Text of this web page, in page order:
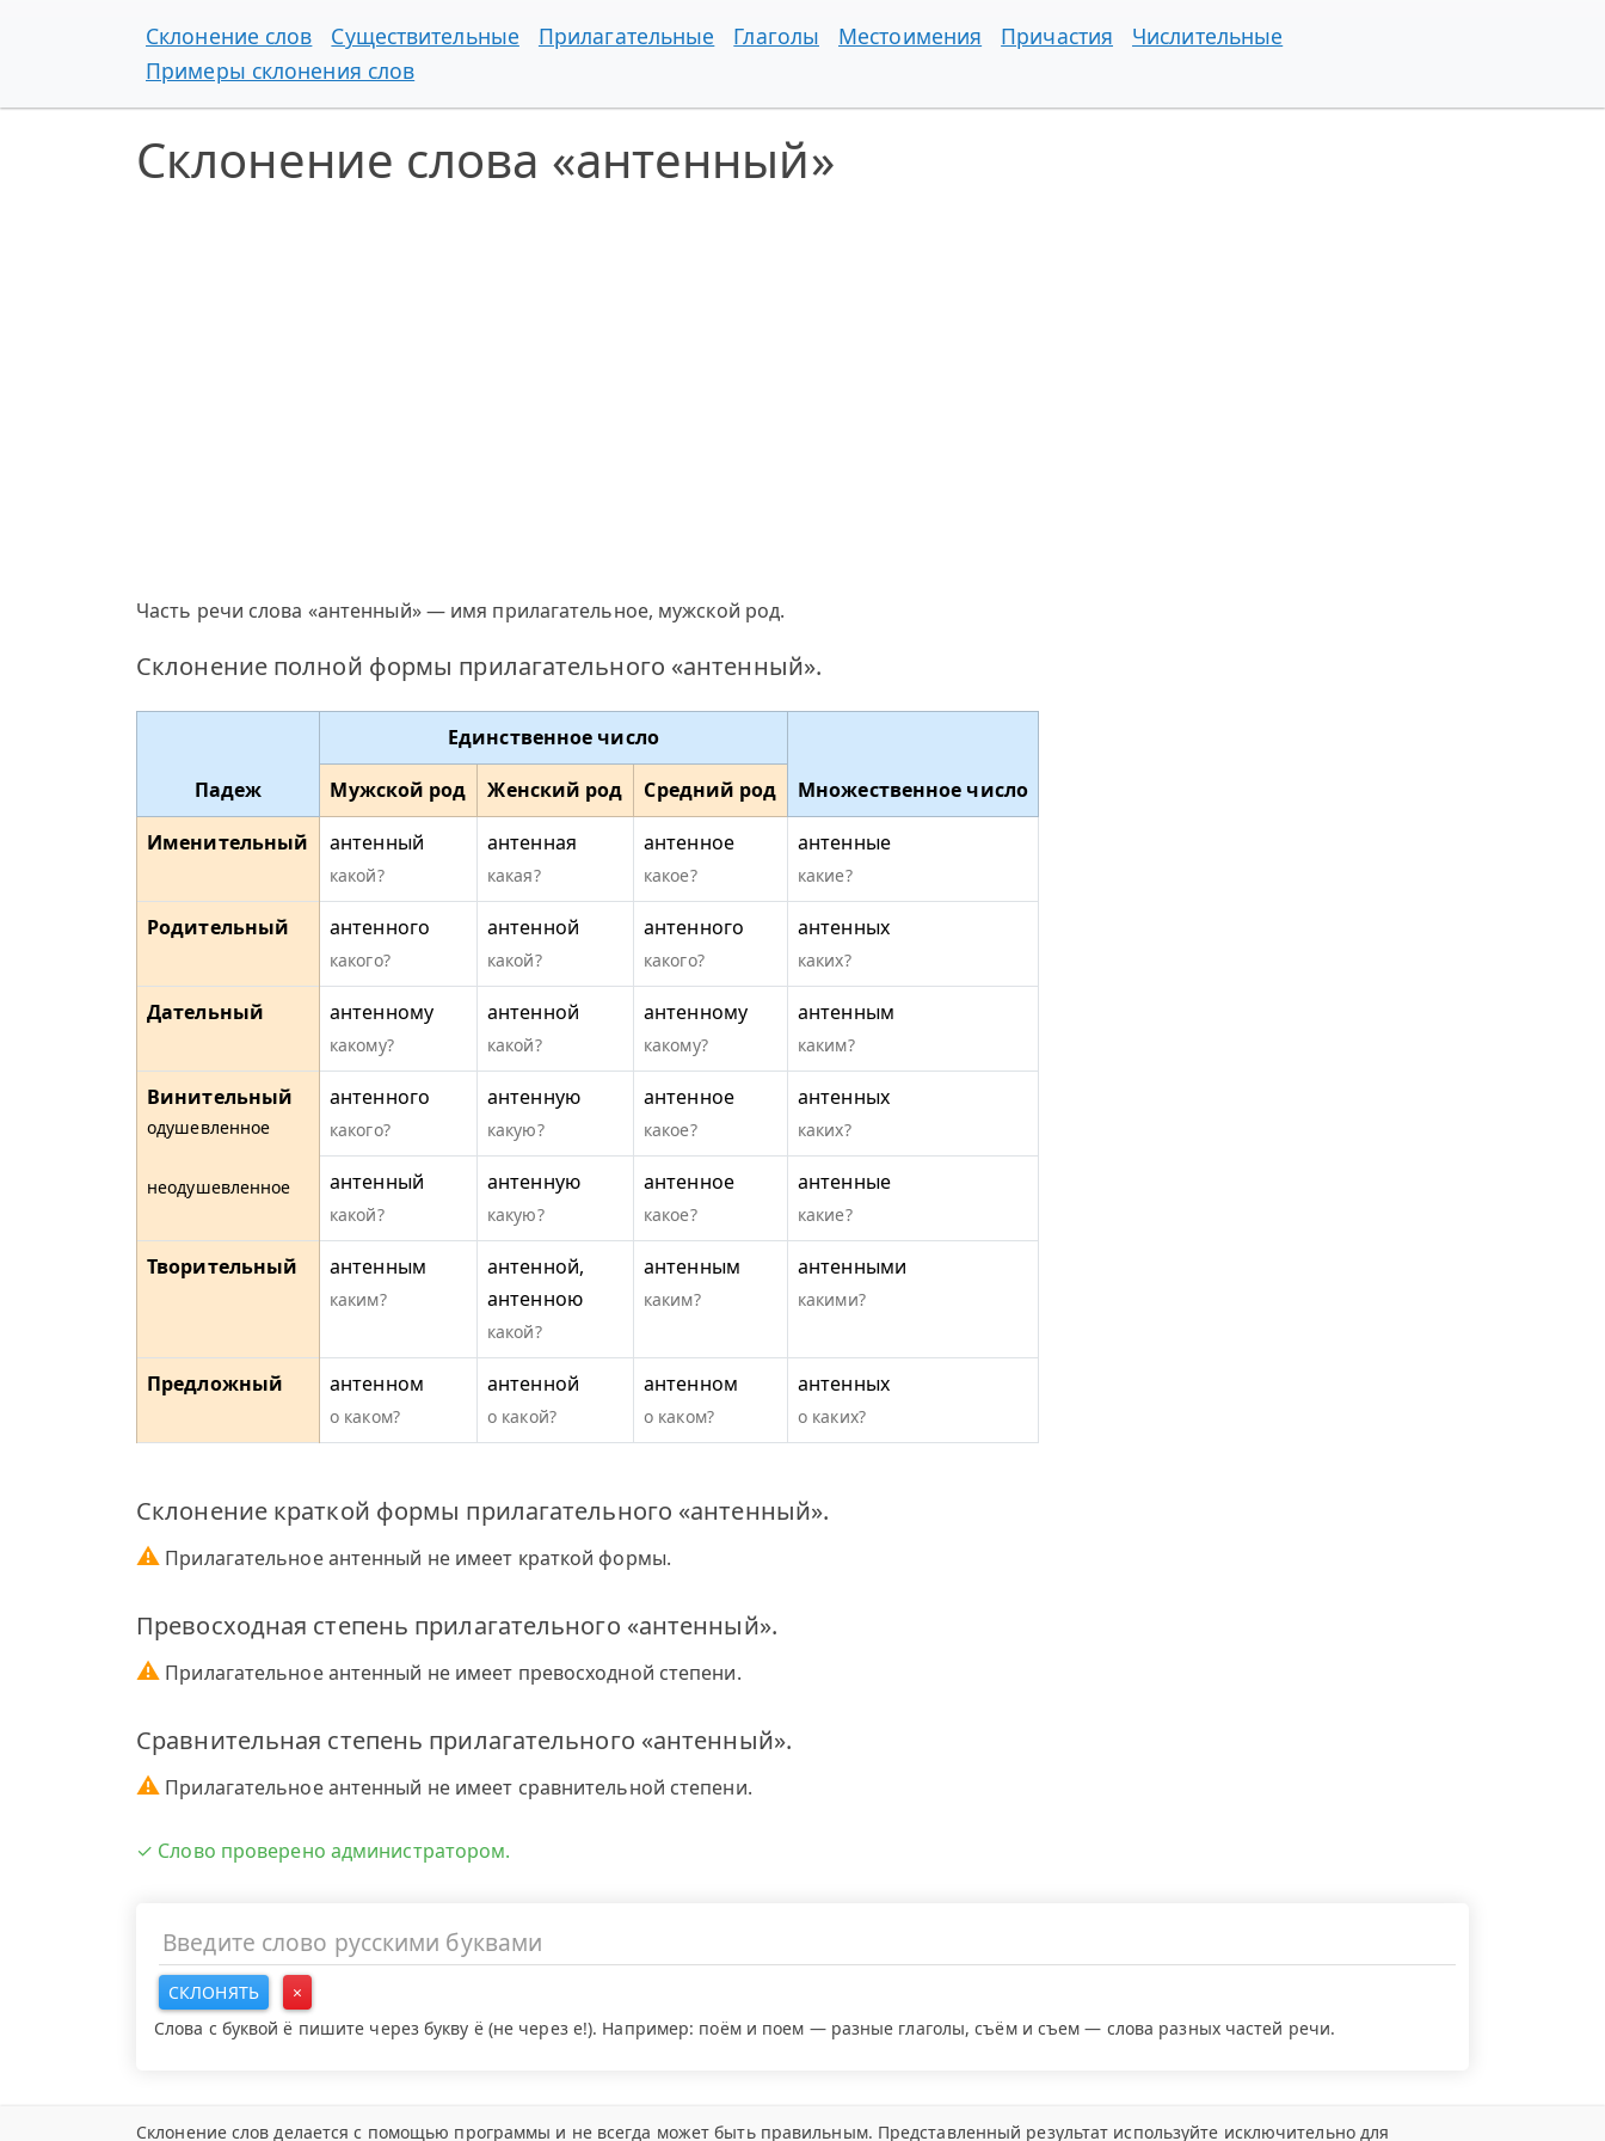
Склонение слов Существительные Прилагательные Глаголы Местоимения Причастия
Числительные
Примеры склонения слов
Склонение слова «антенный»
Часть речи слова «антенный» — имя прилагательное, мужской род.
Склонение полной формы прилагательного «антенный».
Падеж
Единственное число
Множественное число
Мужской род Женский род
Средний род
Именительный
антенный
какой?
антенная
какая?
антенное
какое?
антенные
какие?
Родительный антенного
какого?
антенной
какой?
антенного
какого?
антенных
каких?
Дательный антенному
какому?
антенной
какой?
антенному
какому?
антенным
каким?
Винительный
одушевленное
неодушевленное
антенного
какого?
антенную
какую?
антенное
какое?
антенных
каких?
антенный
какой?
антенную
какую?
антенное
какое?
антенные
какие?
Творительный антенным
каким?
антенной,
антенною
какой?
антенным
каким?
антенными
какими?
Предложный антенном
о каком?
антенной
о какой?
антенном
о каком?
антенных
о каких?
Склонение краткой формы прилагательного «антенный».
⚠ Прилагательное антенный не имеет краткой формы.
Превосходная степень прилагательного «антенный».
⚠ Прилагательное антенный не имеет превосходной степени.
Сравнительная степень прилагательного «антенный».
⚠ Прилагательное антенный не имеет сравнительной степени.
✓ Слово проверено администратором.
СКЛОНЯТЬ
×
Слова с буквой ё пишите через букву ё (не через е!). Например: поём и поем — разные глаголы, съём и съем — слова разных частей речи.
Склонение слов делается с помощью программы и не всегда может быть правильным. Представленный результат используйте исключительно для